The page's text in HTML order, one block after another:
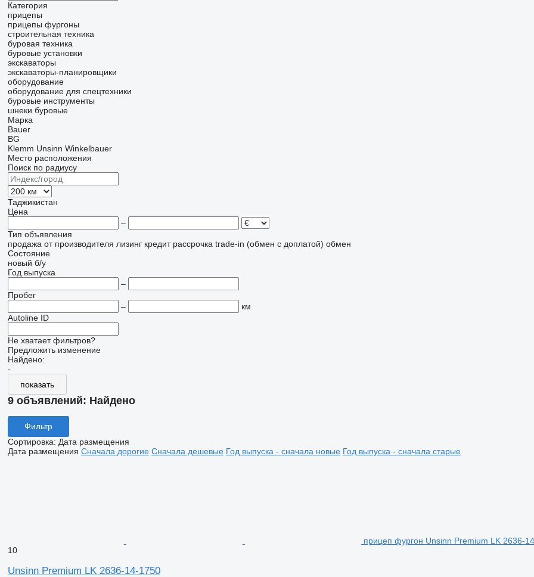
Категория
прицепы
прицепы фургоны
строительная техника
буровая техника
буровые установки
экскаваторы
экскаваторы-планировщики
оборудование
оборудование для спецтехники
буровые инструменты
шнеки буровые
Марка
Bauer
BG
Klemm Unsinn Winkelbauer
Место расположения
Поиск по радиусу
Таджикистан
Цена
–
Тип объявления
продажа от производителя лизинг кредит рассрочка trade-in (обмен с доплатой) обмен
Состояние
новый б/у
Год выпуска
–
Пробег
–
км
Autoline ID
Не хватает фильтров?
Предложить изменение
Найдено:
-
показать
9 объявлений: Найдено
Фильтр
Сортировка: Дата размещения
Дата размещения Сначала дорогие Сначала дешевые Год выпуска - сначала новые Год выпуска - сначала старые
прицеп фургон Unsinn Premium LK 2636-
10
Unsinn Premium LK 2636-14-1750